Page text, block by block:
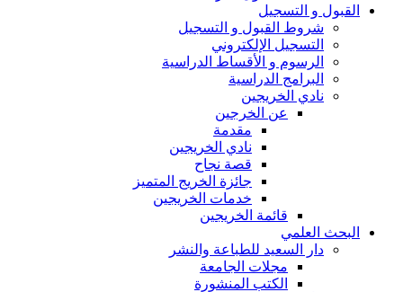
القبول و التسجيل
شروط القبول و التسجيل
التسجيل الإلكتروني
الرسوم و الأقساط الدراسية
البرامج الدراسية
نادي الخريجين
عن الخرجين
مقدمة
نادي الخريجين
قصة نجاح
جائزة الخريج المتميز
خدمات الخريجين
قائمة الخريجين
البحث العلمي
دار السعيد للطباعة والنشر
مجلات الجامعة
الكتب المنشورة